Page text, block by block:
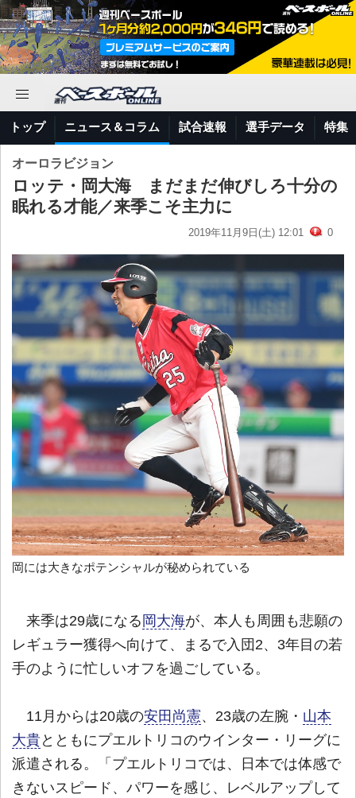
トップ ニュース＆コラム 試合速報 選手データ 特集
オーロラビジョン
ロッテ・岡大海 まだまだ伸びしろ十分の
眠れる才能／来季こそ主力に
2019年11月9日(土) 12:01 0
岡には大きなポテンシャルが秘められている
来季は29歳になる 岡大海が、本人も周囲も悲願の
レギュラー獲得へ向けて、まるで入団2、3年目の若
手のように忙しいオフを過ごしている。
11月からは20歳の安田尚憲、23歳の左腕・ 山本
大貴とともにプエルトリコのウインター・リーグに
派遣される。「プエルトリコでは、日本では体感で
きないスピード、パワーを感じ、レベルアップして